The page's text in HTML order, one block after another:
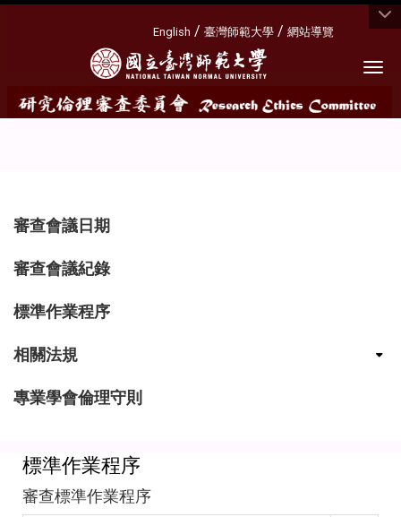
English / 臺灣師範大學 / 網站導覽
審查會議日期
審查會議紀錄
標準作業程序
相關法規
專業學會倫理守則
標準作業程序
審查標準作業程序